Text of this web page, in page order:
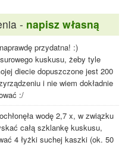
- napisz własną
przydatna! :)
kuskusu, żeby tyle
diecie dopuszczone jest 200
i nie wiem dokładnie
:/
wodę 2,7 x, w związku
całą szklankę kuskusu,
4 łyżki suchej kaszki (ok. 50